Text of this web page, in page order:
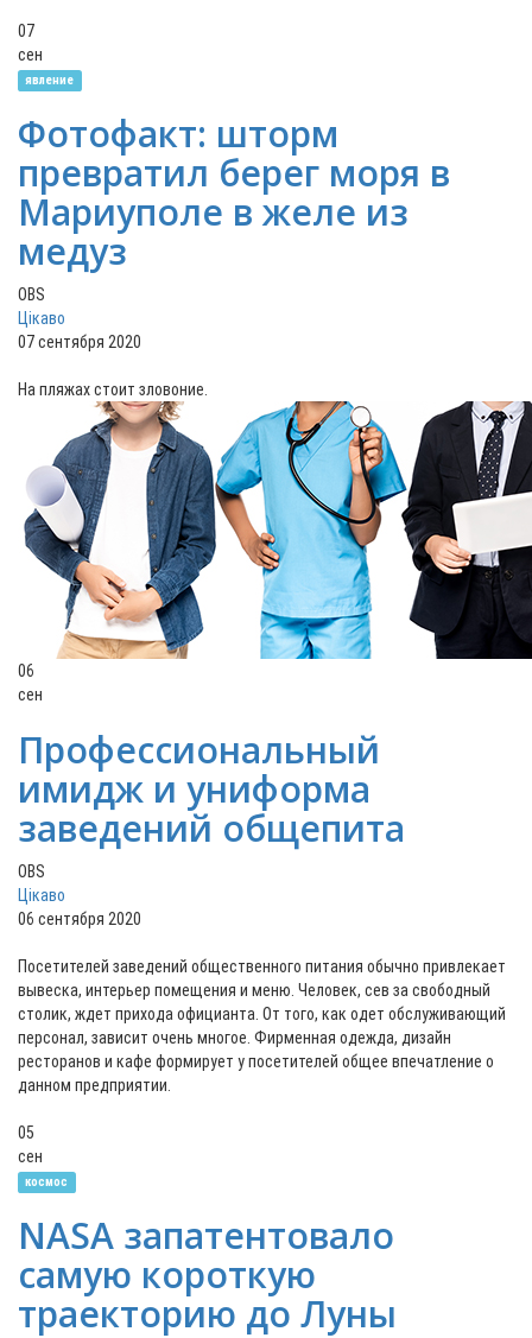
07
сен
явление
Фотофакт: шторм
превратил берег моря в
Мариуполе в желе из
медуз
OBS
Цікаво
07 сентября 2020
На пляжах стоит зловоние.
06
сен
Профессиональный
имидж и униформа
заведений общепита
OBS
Цікаво
06 сентября 2020
Посетителей заведений общественного питания обычно привлекает
вывеска, интерьер помещения и меню. Человек, сев за свободный
столик, ждет прихода официанта. От того, как одет обслуживающий
персонал, зависит очень многое. Фирменная одежда, дизайн
ресторанов и кафе формирует у посетителей общее впечатление о
данном предприятии.
05
сен
космос
NASA запатентовало
самую короткую
траекторию до Луны